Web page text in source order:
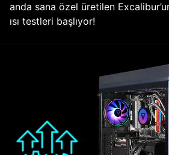
anda sana özel üretilen
ısı testleri başlıyor!